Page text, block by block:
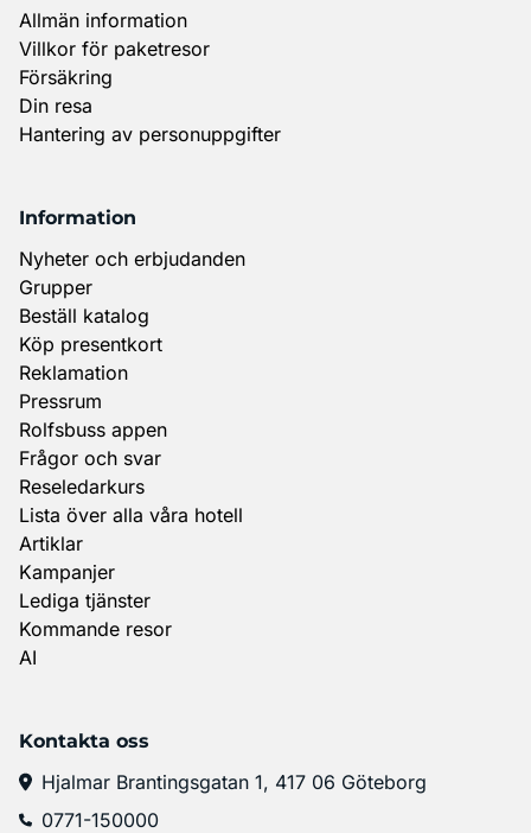
Allmän information
Villkor för paketresor
Försäkring
Din resa
Hantering av personuppgifter
Information
Nyheter och erbjudanden
Grupper
Beställ katalog
Köp presentkort
Reklamation
Pressrum
Rolfsbuss appen
Frågor och svar
Reseledarkurs
Lista över alla våra hotell
Artiklar
Kampanjer
Lediga tjänster
Kommande resor
AI
Kontakta oss
Hjalmar Brantingsgatan 1, 417 06 Göteborg
0771-150000